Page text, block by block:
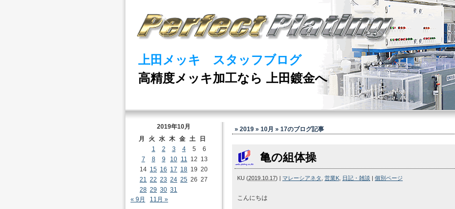
上田メッキ スタッフブログ
高精度メッキ加工なら 上田鍍金へ
» 2019 » 10月 » 17のブログ記事
亀の組体操
KU (2019.10.17) | マレーシアネタ 営業K 日記・雑談 | 個別ページ
こんにちは
2019年10月
月
火 水 木 金 土
日
1
2 3 4 5
6
7
8 9 10 11 12 13
14 15 16 17 18 19 20
21 22 23 24 25 26 27
28 29 30 31
« 9月
11月 »